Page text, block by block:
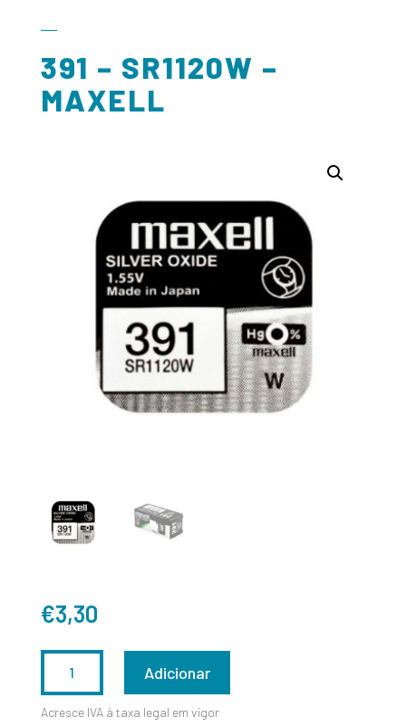
391 – SR1120W –
MAXELL
€3,30
DE
Adicionar
Acresce IVA à taxa legal em vigor